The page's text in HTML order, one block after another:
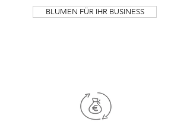
BLUMEN FÜR IHR BUSINESS